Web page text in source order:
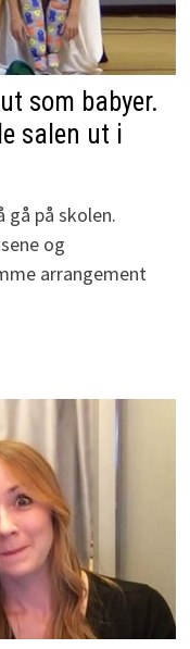
som babyer.
salen ut i
gå på skolen.
og
arrangement